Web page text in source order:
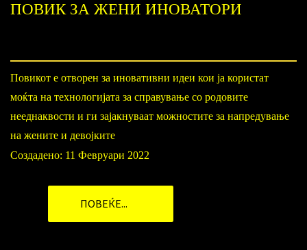
ПОВИК ЗА ЖЕНИ ИНОВАТОРИ
Повикот е отворен за иновативни идеи кои ја користат
моќта на технологијата за справување со родовите
нееднаквости и ги зајакнуваат можностите за напредување
на жените и девојките
Создадено: 11 Февруари 2022
ПОВЕЌЕ...